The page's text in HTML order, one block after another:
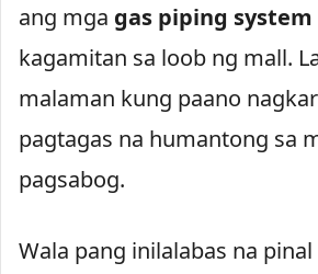
ang mga gas piping system
kagamitan sa loob ng mall.
malaman kung paano
pagtagas na humantong sa
pagsabog.
Wala pang inilalabas na